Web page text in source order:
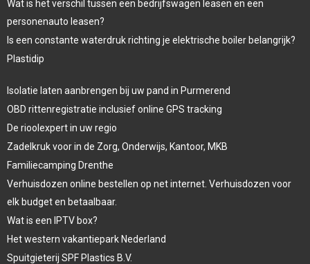
Wat is het verschil tussen een bedrijfswagen leasen en een
personenauto leasen?
Is een constante waterdruk richting je elektrische boiler belangrijk?
Plastidip
Isolatie laten aanbrengen bij uw pand in Purmerend
OBD rittenregistratie inclusief online GPS tracking
De rioolexpert in uw regio
Zadelkruk voor in de Zorg, Onderwijs, Kantoor, MKB
Familiecamping Drenthe
Verhuisdozen online bestellen op net internet. Verhuisdozen voor
elk budget en betaalbaar.
Wat is een IPTV box?
Het western vakantiepark Nederland
Spuitgieterij SPF Plastics B.V.